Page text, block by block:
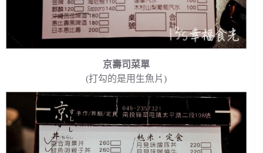
京壽司菜單
(打勾的是用生魚片)